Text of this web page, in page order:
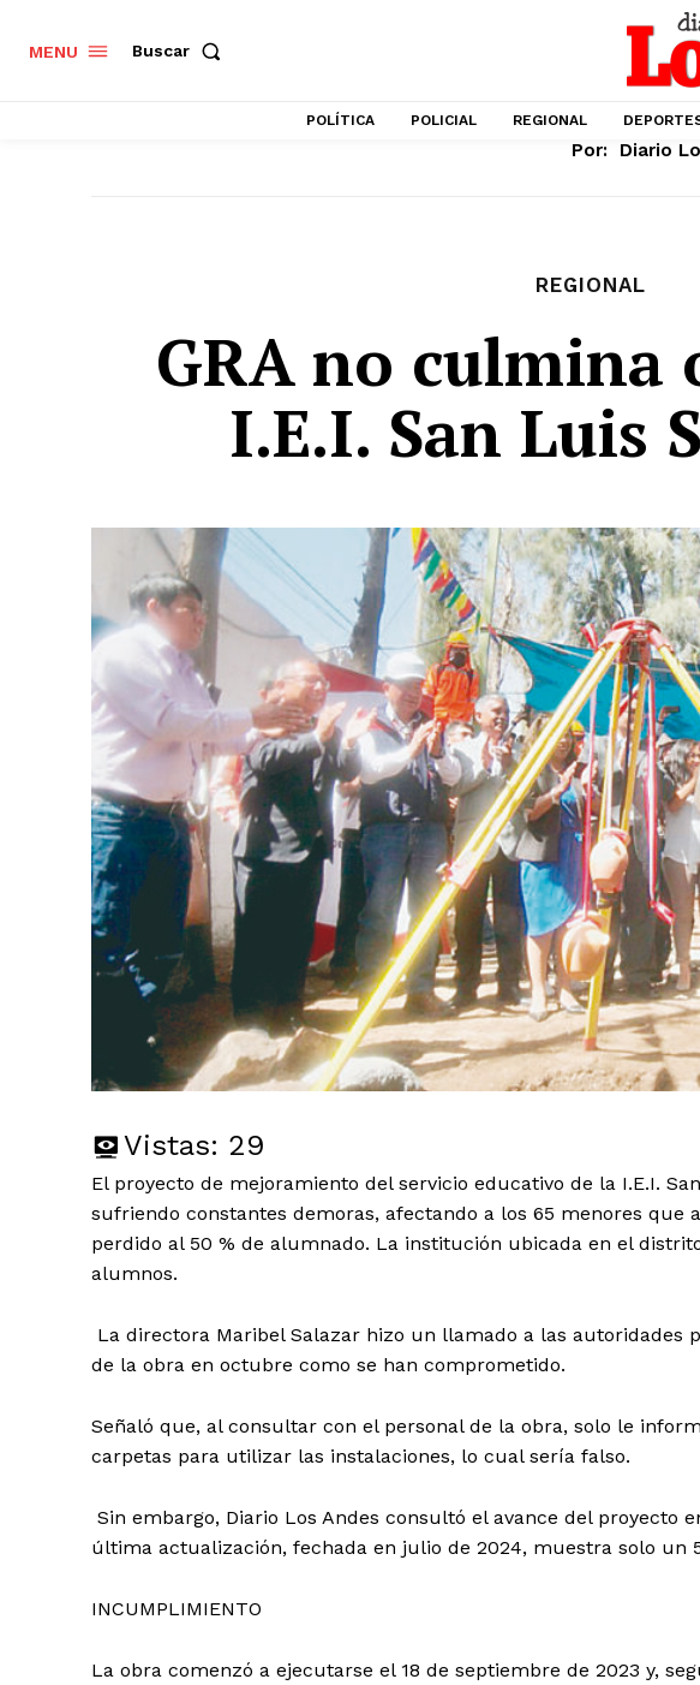
MENU Buscar
POLÍTICA POLICIAL REGIONAL
Por: Diario
REGIONAL
GRA no culmina
I.E.I. San Luis
Vistas: 29
El proyecto de mejoramiento del servicio educativo de la I.E.I.
sufriendo constantes demoras, afectando a los 65 menores
perdido al 50 % de alumnado. La institución ubicada en el
alumnos.
La directora Maribel Salazar hizo un llamado a las autoridades
de la obra en octubre como se han comprometido.
Señaló que, al consultar con el personal de la obra, solo le
carpetas para utilizar las instalaciones, lo cual sería falso.
Sin embargo, Diario Los Andes consultó el avance del proyecto
última actualización, fechada en julio de 2024, muestra solo un
INCUMPLIMIENTO
La obra comenzó a ejecutarse el 18 de septiembre de 2023 y,